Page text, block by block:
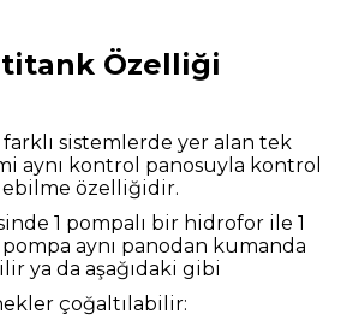
Özelliği
farklı sistemlerde yer alan tek
aynı kontrol panosuyla kontrol
özelliğidir.
1 pompalı bir hidrofor ile 1
pompa aynı panodan kumanda
ya da aşağıdaki gibi
çoğaltılabilir: